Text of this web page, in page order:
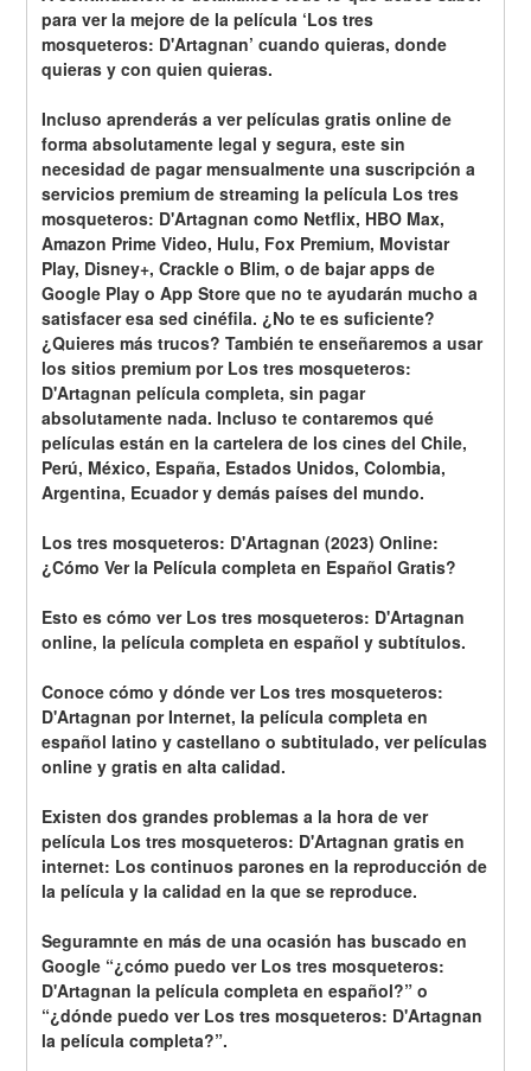
para ver la mejore de la película ‘Los tres
mosqueteros: D'Artagnan’ cuando quieras, donde
quieras y con quien quieras.
Incluso aprenderás a ver películas gratis online de
forma absolutamente legal y segura, este sin
necesidad de pagar mensualmente una suscripción a
servicios premium de streaming la película Los tres
mosqueteros: D'Artagnan como Netflix, HBO Max,
Amazon Prime Video, Hulu, Fox Premium, Movistar
Play, Disney+, Crackle o Blim, o de bajar apps de
Google Play o App Store que no te ayudarán mucho a
satisfacer esa sed cinéfila. ¿No te es suficiente?
¿Quieres más trucos? También te enseñaremos a usar
los sitios premium por Los tres mosqueteros:
D'Artagnan película completa, sin pagar
absolutamente nada. Incluso te contaremos qué
películas están en la cartelera de los cines del Chile,
Perú, México, España, Estados Unidos, Colombia,
Argentina, Ecuador y demás países del mundo.
Los tres mosqueteros: D'Artagnan (2023) Online:
¿Cómo Ver la Película completa en Español Gratis?
Esto es cómo ver Los tres mosqueteros: D'Artagnan
online, la película completa en español y subtítulos.
Conoce cómo y dónde ver Los tres mosqueteros:
D'Artagnan por Internet, la película completa en
español latino y castellano o subtitulado, ver películas
online y gratis en alta calidad.
Existen dos grandes problemas a la hora de ver
película Los tres mosqueteros: D'Artagnan gratis en
internet: Los continuos parones en la reproducción de
la película y la calidad en la que se reproduce.
Seguramnte en más de una ocasión has buscado en
Google “¿cómo puedo ver Los tres mosqueteros:
D'Artagnan la película completa en español?” o
“¿dónde puedo ver Los tres mosqueteros: D'Artagnan
la película completa?”.